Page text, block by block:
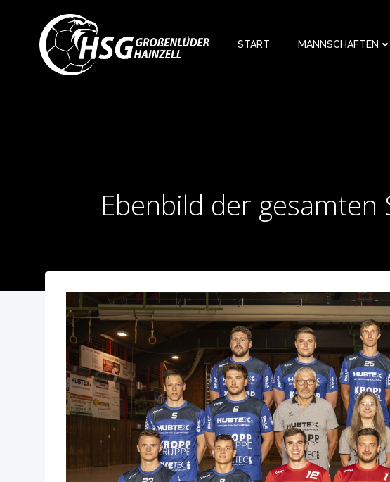
springen
START MANNSCHAFTEN
Ebenbild der